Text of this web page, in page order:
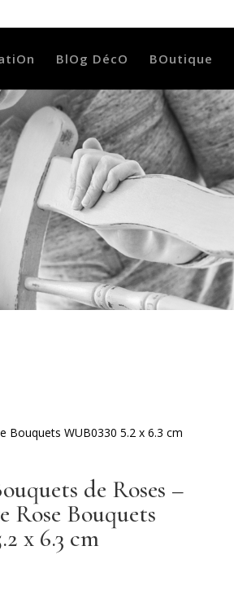
BlOg DécO BOutique
Bouquets WUB0330 5.2 x 6.3 cm
de Roses –
Rose Bouquets
x 6.3 cm